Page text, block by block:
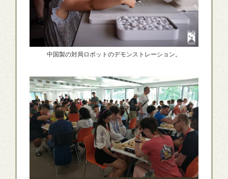
中国製の対局ロボットのデモンストレーション。